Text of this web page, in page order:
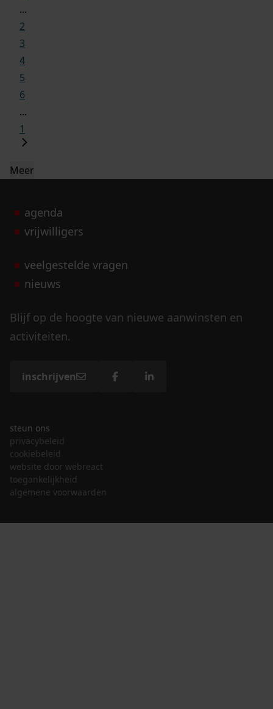
...
2
3
4
5
6
...
1
Meer
agenda
vrijwilligers
veelgestelde vragen
nieuws
Blijf op de hoogte van nieuwe aanwinsten en
activiteiten.
inschrijven
steun ons
privacybeleid
cookiebeleid
website door webreact
toegankelijkheid
algemene voorwaarden